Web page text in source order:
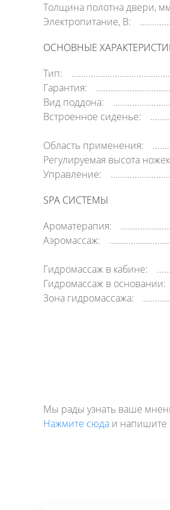
Толщина полотна двери,
Электропитание, В:
ОСНОВНЫЕ
Тип:
Гарантия:
Вид поддона:
Встроенное сиденье:
Область применения:
Регулируемая высота
Управление:
SPA СИСТЕМЫ
Ароматерапия:
Аэромассаж:
Гидромассаж в кабине:
Гидромассаж в основании:
Зона гидромассажа:
Мы рады узнать ваше
Нажмите сюда и напишите